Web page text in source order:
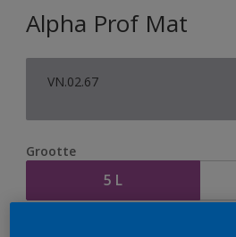
Alpha Prof Mat
VN.02.67
Grootte
5 L